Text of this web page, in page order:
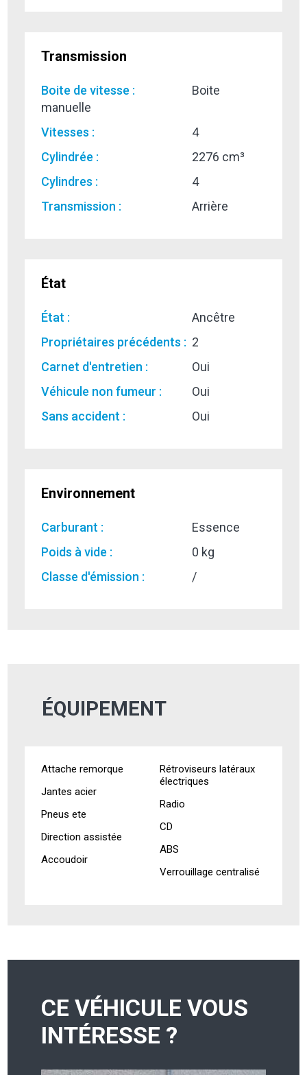
Transmission
Boite de vitesse :
Boite
manuelle
Vitesses :
4
Cylindrée :
2276 cm³
Cylindres :
4
Transmission :
Arrière
État
État :
Ancêtre
Propriétaires précédents : 2
Carnet d'entretien :
Oui
Véhicule non fumeur :
Oui
Sans accident :
Oui
Environnement
Carburant :
Essence
Poids à vide :
0 kg
Classe d'émission :
/
ÉQUIPEMENT
Attache remorque
Jantes acier
Pneus ete
Direction assistée
Accoudoir
Rétroviseurs latéraux
électriques
Radio
CD
ABS
Verrouillage centralisé
CE VÉHICULE VOUS
INTÉRESSE ?